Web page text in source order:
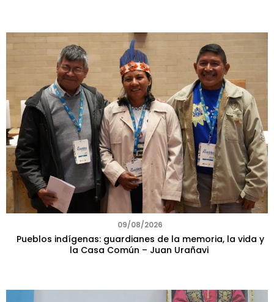
09/08/2026
Pueblos indígenas: guardianes de la memoria, la vida y
la Casa Común – Juan Urañavi